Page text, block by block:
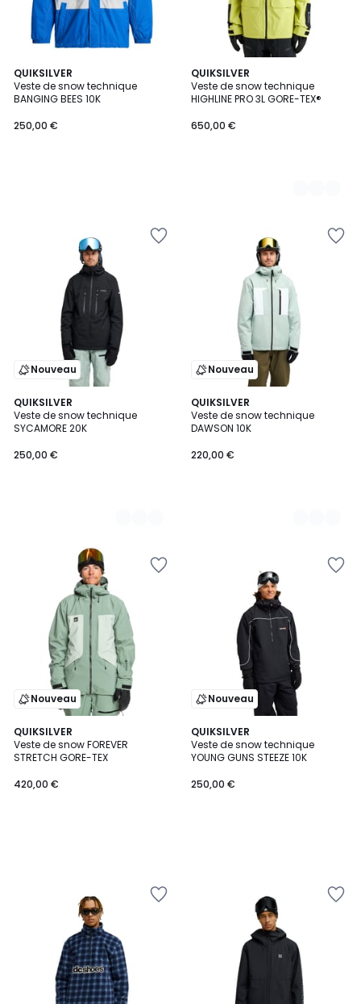
QUIKSILVER
Veste de snow technique
BANGING BEES 10K
250,00 €
QUIKSILVER
Veste de snow technique
HIGHLINE PRO 3L GORE-TEX®
650,00 €
2
Couleurs
Nouveau
QUIKSILVER
Veste de snow technique
SYCAMORE 20K
250,00 €
7
Couleurs
Nouveau
QUIKSILVER
Veste de snow technique
DAWSON 10K
220,00 €
2
Couleurs
Nouveau
QUIKSILVER
Veste de snow FOREVER
STRETCH GORE-TEX
420,00 €
Nouveau
QUIKSILVER
Veste de snow technique
YOUNG GUNS STEEZE 10K
250,00 €